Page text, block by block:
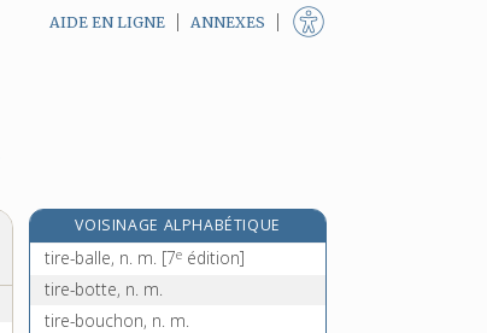
AIDE EN LIGNE ANNEXES
VOISINAGE ALPHABÉTIQUE
tire-au-flanc, n. m. inv.
tire-balle, n. m. [7e édition]
tire-botte, n. m.
tire-bouchon, n. m.